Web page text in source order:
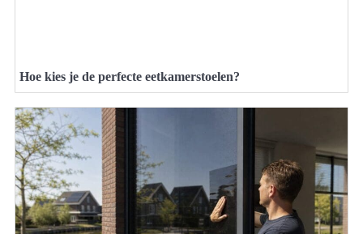
Hoe kies je de perfecte eetkamerstoelen?